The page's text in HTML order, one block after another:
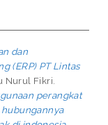
dan
(ERP) PT Lintas
Nurul Fikri.
perangkat